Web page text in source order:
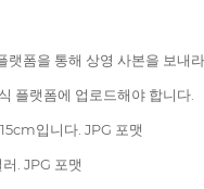
폼을 통해 상영 사본을 보내
플랫폼에 업로드해야 합니다.
입니다. JPG 포맷
. JPG 포맷